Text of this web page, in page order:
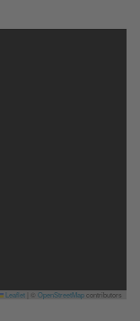
Leaflet OpenStreetMapcontributors